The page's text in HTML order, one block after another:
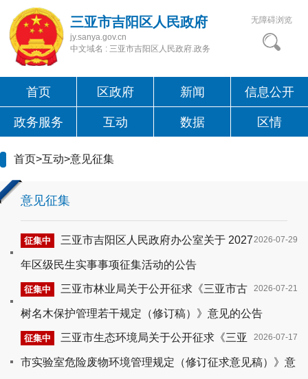
三亚市吉阳区人民政府
jy.sanya.gov.cn
中文域名 : 三亚市吉阳区人民政府.政务
无障碍浏览
首页 区政府 新闻 信息公开
政务服务 互动 数据 区情
首页>互动>意见征集
意见征集
2026-07-29
征集中 三亚市吉阳区人民政府办公室关于 2027
年区级民生实事事项征集活动的公告
2026-07-21
征集中 三亚市林业局关于公开征求《三亚市古
树名木保护管理若干规定（修订稿）》意见的公告
2026-07-17
征集中 三亚市生态环境局关于公开征求《三亚
市实验室危险废物环境管理规定（修订征求意见稿）》意